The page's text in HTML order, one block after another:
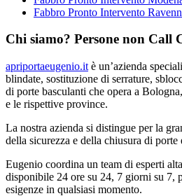
Fabbro Pronto Intervento
Chi siamo? Persone non Call
apriportaeugenio.it è un’azienda
blindate, sostituzione di serrature,
di porte basculanti che opera a
e le rispettive province.
La nostra azienda si distingue per la
della sicurezza e della chiusura di porte
Eugenio coordina un team di esperti
disponibile 24 ore su 24, 7 giorni su 7,
esigenze in qualsiasi momento.